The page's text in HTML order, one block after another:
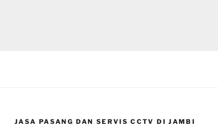
JASA PASANG DAN SERVIS CCTV DI JAMBI